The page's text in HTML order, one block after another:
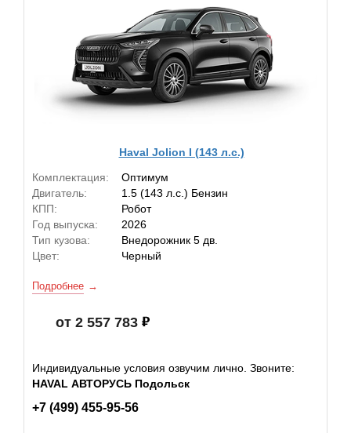
Haval Jolion I (143 л.с.)
Комплектация:
Оптимум
Двигатель:
1.5 (143 л.с.) Бензин
КПП:
Робот
Год выпуска:
2026
Тип кузова:
Внедорожник 5 дв.
Цвет:
Черный
Подробнее
от 2 557 783
Индивидуальные условия озвучим лично. Звоните:
HAVAL АВТОРУСЬ Подольск
+7 (499) 455-95-56